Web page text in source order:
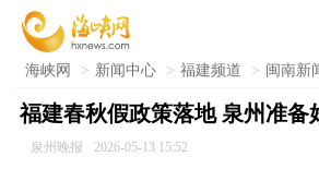
海峡网 > 新闻中心 > 福建频道 > 闽南新
福建春秋假政策落地 泉州准备
泉州晚报 2026-05-13 15:52